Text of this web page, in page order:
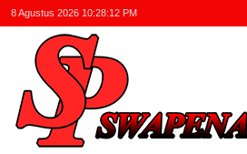
8 Agustus 2026 10:28:12 PM